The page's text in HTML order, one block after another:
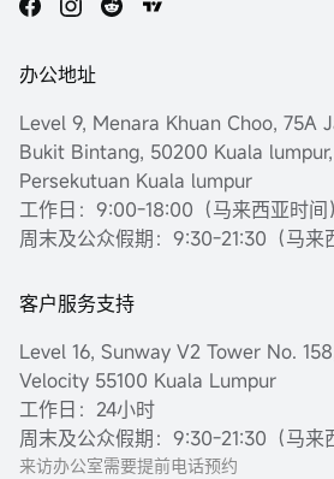
办公地址
Level 9, Menara Khuan Choo, 75A
Bukit Bintang, 50200 Kuala
Persekutuan Kuala lumpur
工作日：9:00-18:00（马来西亚时间）
周末及公众假期：9:30-21:30（马来
客户服务支持
Level 16, Sunway V2 Tower No.
Velocity 55100 Kuala Lumpur
工作日：24小时
周末及公众假期：9:30-21:30（马来
来访办公室需要提前电话预约